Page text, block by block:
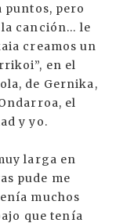
puntos, pero
canción... le
creamos un
en el
de Gernika,
el
y yo.
larga en
pude me
muchos
que tenía